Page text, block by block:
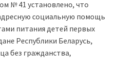
№ 41 установлено, что
социальную помощь
питания детей первых
Республики Беларусь,
без гражданства,